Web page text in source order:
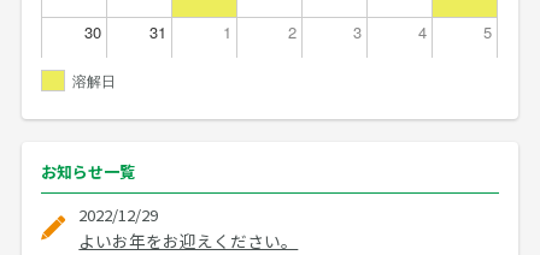
30
31 1 2 3 4 5
溶解日
お知らせ一覧
2022/12/29
よいお年をお迎えください。